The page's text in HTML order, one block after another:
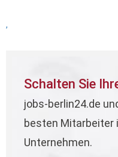
,
Schalten Sie
jobs-berlin24.de
besten Mitarbeiter
Unternehmen.